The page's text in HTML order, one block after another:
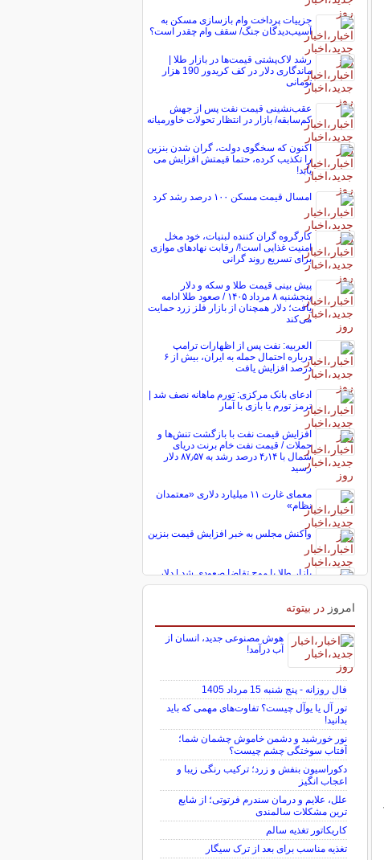
جزییات پرداخت وام بازسازی مسکن به
آسیب‌دیدگان جنگ/ سقف وام چقدر است؟
رشد لاک‌پشتی قیمت‌ها در بازار طلا |
ماندگاری دلار در کف کریدور 190 هزار
تومانی
عقب‌نشینی قیمت نفت پس از جهش
کم‌سابقه/ بازار در انتظار تحولات خاورمیانه
اکنون که سخگوی دولت، گران شدن بنزین
را تکذیب کرده، حتما قیمتش افزایش می
یابد!
امسال قیمت مسکن ۱۰۰ درصد رشد کرد
کارگروه گران کننده لبنیات، خود مخل
امنیت غذایی است!/ رقابت نهاد‌های موازی
برای تسریع روند گرانی
پیش ‌بینی قیمت طلا و سکه و دلار
پنجشنبه ۸ مرداد ۱۴۰۵ / صعود طلا ادامه
یافت؛ دلار همچنان از بازار فلز زرد حمایت
می‌کند
العربیه: نفت پس از اظهارات ترامپ
درباره احتمال حمله به ایران، بیش از ۶
درصد افزایش یافت
ادعای بانک مرکزی: تورم ماهانه نصف شد |
ترمز تورم یا بازی با آمار
افزایش قیمت نفت با بازگشت تنش‌ها و
حملات / قیمت نفت خام برنت دریای
شمال با ۴٫۱۴ درصد رشد به ۸۷٫۵۷ دلار
رسید
معمای غارت ۱۱ میلیارد دلاری «معتمدان
نظام»
واکنش مجلس به خبر افزایش قیمت بنزین
بازار طلا با موج تقاضا صعودی شد | دلار
برای بازگشت به کریدور 190 هزار تومانی
امروز در بیتوته
هوش مصنوعی جدید، انسان از
آب درآمد!
فال روزانه - پنج شنبه 15 مرداد 1405
تور آل یا یوآل چیست؟ تفاوت‌های مهمی که باید
بدانید!
نور خورشید و دشمن خاموش چشمان شما؛
آفتاب سوختگی چشم چیست؟
دکوراسیون بنفش و زرد؛ ترکیب رنگی زیبا و
اعجاب انگیز
علل، علایم و درمان سندرم فرتوتی؛ از شایع
ترین مشکلات سالمندی
کاریکاتور تغذیه سالم
تغذیه مناسب برای بعد از ترک سیگار